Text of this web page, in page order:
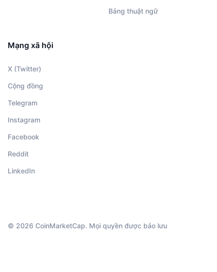
Bảng thuật ngữ
Mạng xã hội
X (Twitter)
Cộng đồng
Telegram
Instagram
Facebook
Reddit
LinkedIn
© 2026 CoinMarketCap. Mọi quyền được bảo lưu